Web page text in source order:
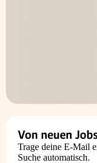
Von neuen
Trage deine E-Mail
Suche automatisch.